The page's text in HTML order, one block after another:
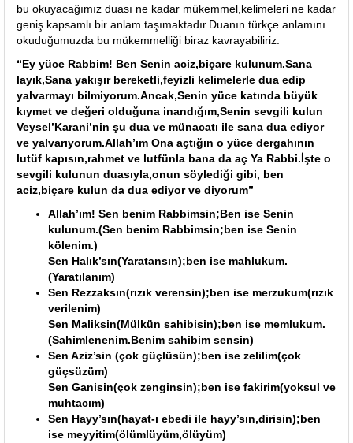
bu okuyacağımız duası ne kadar mükemmel,kelimeleri ne kadar
geniş kapsamlı bir anlam taşımaktadır.Duanın türkçe anlamını
okuduğumuzda bu mükemmelliği biraz kavrayabiliriz.
“Ey yüce Rabbim! Ben Senin aciz,biçare kulunum.Sana
layık,Sana yakışır bereketli,feyizli kelimelerle dua edip
yalvarmayı bilmiyorum.Ancak,Senin yüce katında büyük
kıymet ve değeri olduğuna inandığım,Senin sevgili kulun
Veysel’Karani’nin şu dua ve münacatı ile sana dua ediyor
ve yalvarıyorum.Allah’ım Ona açtığın o yüce dergahının
lutüf kapısın,rahmet ve lutfünla bana da aç Ya Rabbi.İşte o
sevgili kulunun duasıyla,onun söylediği gibi, ben
aciz,biçare kulun da dua ediyor ve diyorum”
Allah’ım! Sen benim Rabbimsin;Ben ise Senin
kulunum.(Sen benim Rabbimsin;ben ise Senin
kölenim.)
Sen Halık’sın(Yaratansın);ben ise mahlukum.
(Yaratılanım)
Sen Rezzaksın(rızık verensin);ben ise merzukum(rızık
verilenim)
Sen Maliksin(Mülkün sahibisin);ben ise memlukum.
(Sahimlenenim.Benim sahibim sensin)
Sen Aziz’sin (çok güçlüsün);ben ise zelilim(çok
güçsüzüm)
Sen Ganisin(çok zenginsin);ben ise fakirim(yoksul ve
muhtacım)
Sen Hayy’sın(hayat-ı ebedi ile hayy’sın,dirisin);ben
ise meyyitim(ölümlüyüm,ölüyüm)